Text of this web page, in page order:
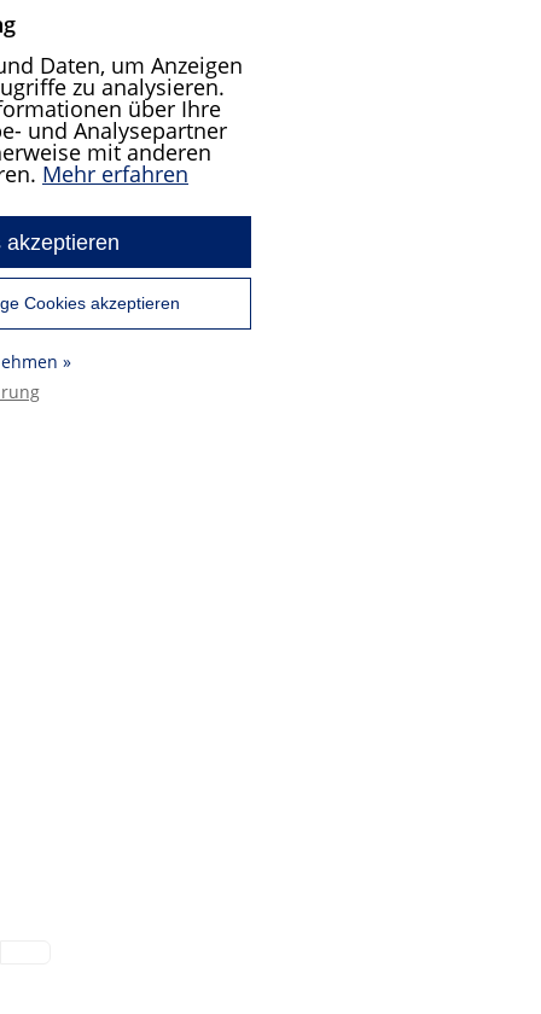
Daten, um Anzeigen
zu analysieren.
über Ihre
und Analysepartner
mit anderen
Mehr erfahren
akzeptieren
Cookies akzeptieren
»